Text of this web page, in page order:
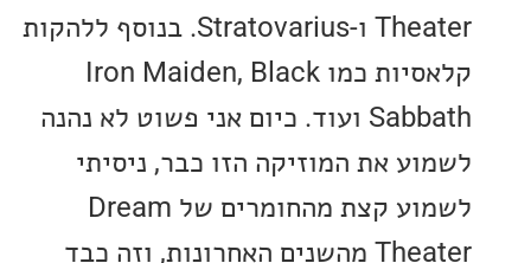
Theater ו-Stratovarius. בנוסף ללהקות
קלאסיות כמו Iron Maiden, Black
Sabbath ועוד. כיום אני פשוט לא נהנה
את המוזיקה הזו כבר, ניסיתי
לשמוע קצת מהחומרים של Dream
Theater מהשנים האחרונות, וזה כבד